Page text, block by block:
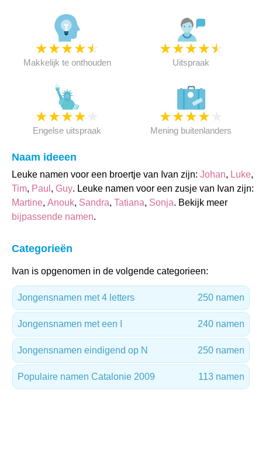
★★★★★
Makkelijk te onthouden
★★★★★
Uitspraak
★★★★
Engelse uitspraak
★★★★
Mening buitenlanders
Naam ideeen
Leuke namen voor een broertje van Ivan zijn: Johan, Luke,
Tim, Paul , Guy. Leuke namen voor een zusje van Ivan zijn:
Martine, Anouk, Sandra, Tatiana, Sonja. Bekijk meer
bijpassende namen.
Categorieën
Ivan is opgenomen in de volgende categorieen:
Jongensnamen met 4 letters 250 namen
Jongensnamen met een I 240 namen
Jongensnamen eindigend op N 250 namen
Populaire namen Catalonie 2009 113 namen